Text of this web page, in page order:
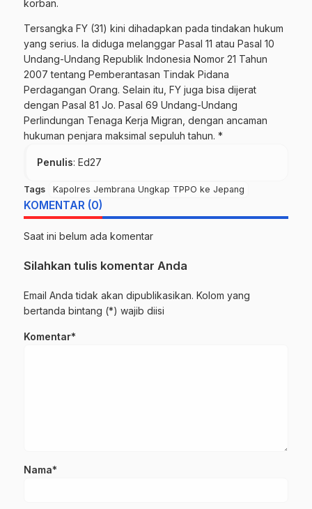
korban.
Tersangka FY (31) kini dihadapkan pada tindakan hukum
yang serius. Ia diduga melanggar Pasal 11 atau Pasal 10
Undang-Undang Republik Indonesia Nomor 21 Tahun
2007 tentang Pemberantasan Tindak Pidana
Perdagangan Orang. Selain itu, FY juga bisa dijerat
dengan Pasal 81 Jo. Pasal 69 Undang-Undang
Perlindungan Tenaga Kerja Migran, dengan ancaman
hukuman penjara maksimal sepuluh tahun. *
Penulis: Ed27
Tags Kapolres Jembrana Ungkap TPPO ke Jepang
KOMENTAR (0)
Saat ini belum ada komentar
Silahkan tulis komentar Anda
Email Anda tidak akan dipublikasikan. Kolom yang
bertanda bintang (*) wajib diisi
Komentar*
Nama*